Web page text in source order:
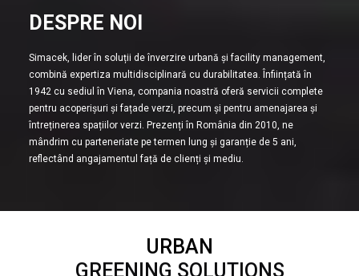
DESPRE NOI
Simacek, lider în soluții de înverzire urbană și facility management,
combină expertiza multidisciplinară cu durabilitatea. Înființată în
1942 cu sediul în Viena, compania noastră oferă servicii complete
pentru acoperișuri și fațade verzi, precum și pentru amenajarea și
întreținerea spațiilor verzi. Prezenți în România din 2010, ne
mândrim cu parteneriate pe termen lung și garanție de 5 ani,
reflectând angajamentul față de clienți și mediu.
URBAN
GREENING SOLUTIONS